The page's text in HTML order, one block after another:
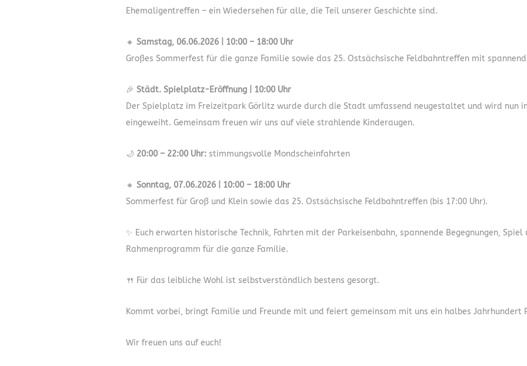
Ehemaligentreffen – ein Wiedersehen für alle, die Teil unserer Geschichte sind.
🔸 Samstag, 06.06.2026 | 10:00 – 18:00 Uhr
Großes Sommerfest für die ganze Familie sowie das 25. Ostsächsische Feldbahntreffen mit
🎉 Städt. Spielplatz-Eröffnung | 10:00 Uhr
Der Spielplatz im Freizeitpark Görlitz wurde durch die Stadt umfassend neugestaltet und wird nun
eingeweiht. Gemeinsam freuen wir uns auf viele strahlende Kinderaugen.
🌙 20:00 – 22:00 Uhr: stimmungsvolle Mondscheinfahrten
🔸 Sonntag, 07.06.2026 | 10:00 – 18:00 Uhr
Sommerfest für Groß und Klein sowie das 25. Ostsächsische Feldbahntreffen (bis 17:00 Uhr).
✨ Euch erwarten historische Technik, Fahrten mit der Parkeisenbahn, spannende Begegnungen,
Rahmenprogramm für die ganze Familie.
🍴 Für das leibliche Wohl ist selbstverständlich bestens gesorgt.
Kommt vorbei, bringt Familie und Freunde mit und feiert gemeinsam mit uns ein halbes Jahrhundert
Wir freuen uns auf euch!